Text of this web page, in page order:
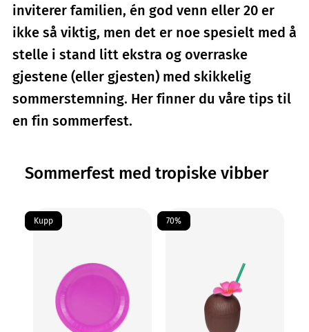
inviterer familien, én god venn eller 20 er
ikke så viktig, men det er noe spesielt med å
stelle i stand litt ekstra og overraske
gjestene (eller gjesten) med skikkelig
sommerstemning. Her finner du våre tips til
en fin sommerfest.
Sommerfest med tropiske vibber
Kupp 70%